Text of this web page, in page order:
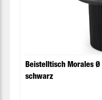
Beistelltisch Morales
schwarz